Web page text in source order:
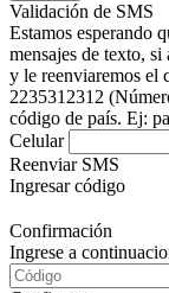
Validación de SMS
Estamos esperando
mensajes de texto,
y le reenviaremos el
2235312312
código de país. Ej:
Celular
Reenviar SMS
Ingresar código
Confirmación
Ingrese a